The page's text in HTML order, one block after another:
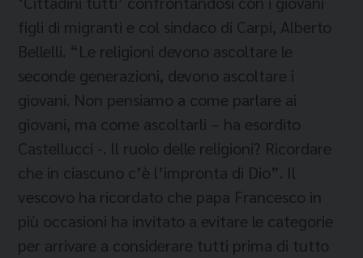
figli di migranti e col sindaco di Carpi, Alberto
Bellelli. “Le religioni devono ascoltare le
seconde generazioni, devono ascoltare i
giovani. Non pensiamo a come parlare ai
giovani, ma come ascoltarli – ha esordito
Castellucci -. Il ruolo delle religioni? Ricordare
che in ciascuno c’è l’impronta di Dio”. Il
vescovo ha ricordato che papa Francesco in
più occasioni ha invitato a evitare le categorie
per arrivare a considerare tutti prima di tutto